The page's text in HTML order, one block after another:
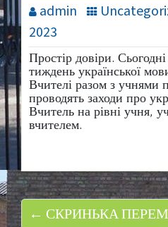
admin
2023
Простір довіри.
тиждень української
Вчителі разом з учнями
проводять заходи про
Вчитель на рівні учня,
вчителем.
← СКРИНЬКА